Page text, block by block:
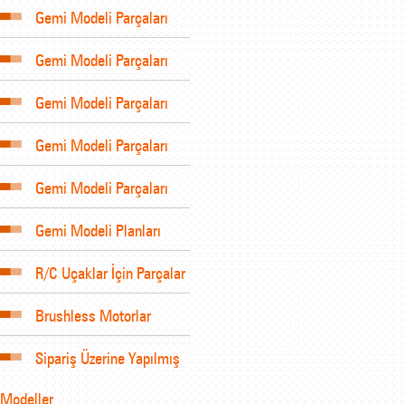
Gemi Modeli Parçaları
Gemi Modeli Parçaları
Gemi Modeli Parçaları
Gemi Modeli Parçaları
Gemi Modeli Parçaları
Gemi Modeli Planları
R/C Uçaklar İçin Parçalar
Brushless Motorlar
Sipariş Üzerine Yapılmış
Modeller